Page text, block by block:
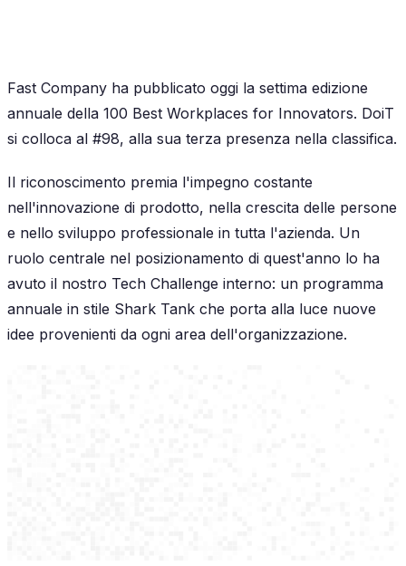
Fast Company ha pubblicato oggi la settima edizione
annuale della 100 Best Workplaces for Innovators. DoiT
si colloca al #98, alla sua terza presenza nella classifica.
Il riconoscimento premia l'impegno costante
nell'innovazione di prodotto, nella crescita delle persone
e nello sviluppo professionale in tutta l'azienda. Un
ruolo centrale nel posizionamento di quest'anno lo ha
avuto il nostro Tech Challenge interno: un programma
annuale in stile Shark Tank che porta alla luce nuove
idee provenienti da ogni area dell'organizzazione.